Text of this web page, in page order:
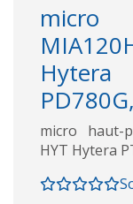
micro haut-
HYT Hytera